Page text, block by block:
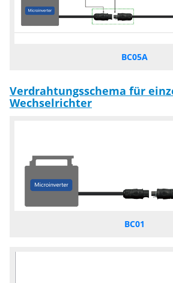
BC05A
Verdrahtungsschema für
Wechselrichter
BC01